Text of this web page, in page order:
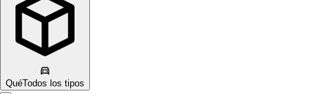
QuéTodos los tipos